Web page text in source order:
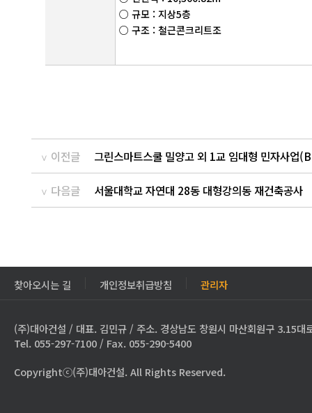
○ 규모 : 지상5층
○ 구조 : 철근콘크리트조
이전글 그린스마트스쿨 밀양고 외 1교 임대형 민자사업
다음글 서울대학교 자연대 28동 대형강의동 재건축공사
찾아오시는 길 개인정보취급방침 관리자
(주)대아건설 / 대표. 김민규 / 주소. 경상남도 창원시 마산회원구 3.15대
Tel. 055-297-7100 / Fax. 055-290-5400
Copyrightⓒ(주)대아건설. All Rights Reserved.